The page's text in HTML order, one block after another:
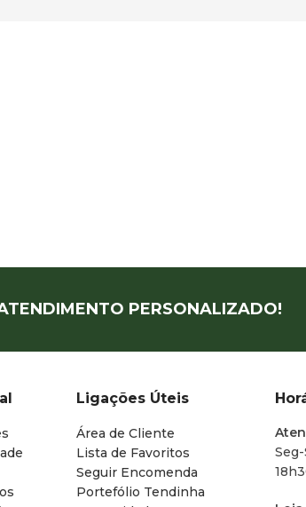
PERSONALIZADO!
Ligações Úteis
Área de Cliente
Lista de Favoritos
Seguir Encomenda
Portefólio Tendinha